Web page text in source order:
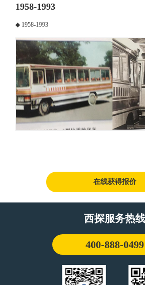
路、兰渝铁路、蒙华铁路等多项国家重
1958-1993
◆ 1958-1993
在线获得报价
西探服务热线
400-888-0499